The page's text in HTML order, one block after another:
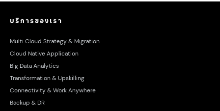
บริการของเรา
Multi Cloud Strategy & Migration
Cloud Native Application
Big Data Analytics
Transformation & Upskilling
Connectivity & Work Anywhere
Backup & DR